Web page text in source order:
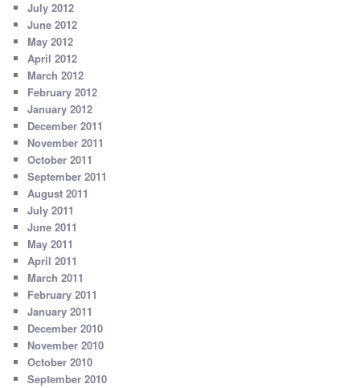
July 2012
June 2012
May 2012
April 2012
March 2012
February 2012
January 2012
December 2011
November 2011
October 2011
September 2011
August 2011
July 2011
June 2011
May 2011
April 2011
March 2011
February 2011
January 2011
December 2010
November 2010
October 2010
September 2010